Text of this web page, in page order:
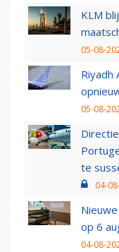
KLM
05-08-
Riyadh
05-08-
te
04-
op 6
04-08-